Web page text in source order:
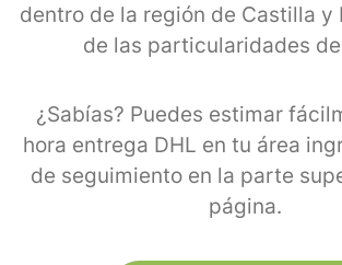
dentro de la región de Castilla y
de las particularidades
¿Sabías? Puedes estimar
hora entrega DHL en tu área
de seguimiento en la parte
página.